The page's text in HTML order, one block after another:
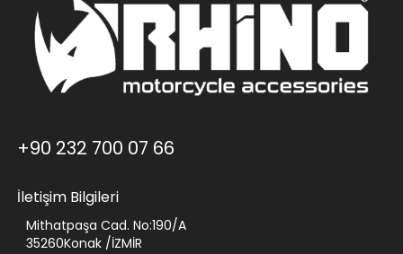
+90 232 700 07 66
İletişim Bilgileri
Mithatpaşa Cad. No:190/A
35260Konak /İZMİR